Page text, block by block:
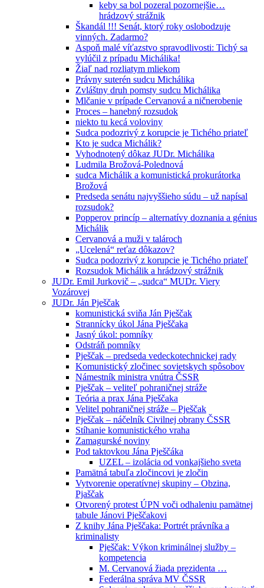
keby sa bol pozeral pozornejšie…
hrádzový strážnik
Škandál !!! Senát, ktorý roky oslobodzuje
vinných. Zadarmo?
Aspoň malé víťazstvo spravodlivosti: Tichý sa
vylúčil z prípadu Michálika!
Žiaľ nad rozliatym mliekom
Právny suterén sudcu Michálika
Zvláštny druh pomsty sudcu Michálika
Mlčanie v prípade Cervanová a ničnerobenie
Proces – hanebný rozsudok
niekto tu kecá voloviny
Sudca podozrivý z korupcie je Tichého priateľ
Kto je sudca Michálik?
Vyhodnotený dôkaz JUDr. Michálika
Ludmila Brožová-Polednová
sudca Michálik a komunistická prokurátorka
Brožová
Predseda senátu najvyššieho súdu – už napísal
rozsudok?
Popperov princíp – alternatívy doznania a génius
Michálik
Cervanová a muži v talároch
„Ucelená“ reťaz dôkazov?
Sudca podozrivý z korupcie je Tichého priateľ
Rozsudok Michálik a hrádzový strážnik
JUDr. Emil Jurkovič – „sudca“ MUDr. Viery
Vozárovej
JUDr. Ján Pješčak
komunistická sviňa Ján Pješčak
Strannícky úkol Jána Pješčaka
Jasný úkol: pomníky
Odstráň pomníky
Pješčak – predseda vedeckotechnickej rady
Komunistický zločinec sovietskych spôsobov
Námestník ministra vnútra ČSSR
Pješčak – veliteľ pohraničnej stráže
Teória a prax Jána Pješčaka
Velitel pohraničnej stráže – Pješčak
Pješčak – náčelník Civilnej obrany ČSSR
Stíhanie komunistického vraha
Zamagurské noviny
Pod taktovkou Jána Pješčáka
UZEL – izolácia od vonkajšieho sveta
Pamätná tabuľa zločincovi je zločin
Vytvorenie operatívnej skupiny – Obzina,
Pjaščak
Otvorený protest ÚPN voči odhaleniu pamätnej
tabule Jánovi Pješčakovi
Z knihy Jána Pješčaka: Portrét právníka a
kriminalisty
Pješčak: Výkon kriminálnej služby –
kompetencia
M. Cervanová žiada prezidenta …
Federálna správa MV ČSSR